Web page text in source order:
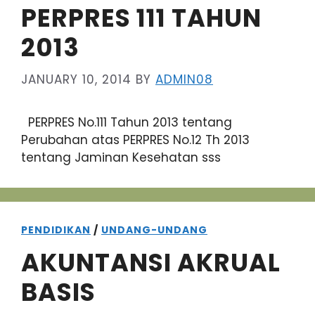
PERPRES 111 TAHUN
2013
JANUARY 10, 2014 BY ADMIN08
PERPRES No.111 Tahun 2013 tentang
Perubahan atas PERPRES No.12 Th 2013
tentang Jaminan Kesehatan sss
PENDIDIKAN / UNDANG-UNDANG
AKUNTANSI AKRUAL
BASIS